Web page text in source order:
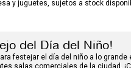
y juguetes, sujetos a stock
del Día del Niño!
festejar el día del niño a lo